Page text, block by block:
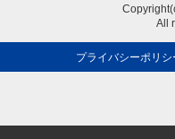
All
プライバシーポリシ